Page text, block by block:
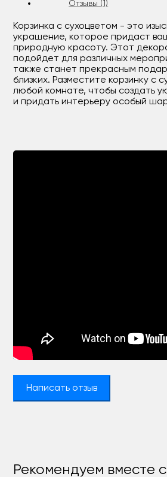
Отзывы (1)
Корзинка с сухоцветом - это
украшение, которое придаст
природную красоту. Этот
подойдет для различных
также станет прекрасным
близких. Разместите корзинку с
любой комнате, чтобы создать
и придать интерьеру особый
Написать отзыв
Рекомендуем вместе